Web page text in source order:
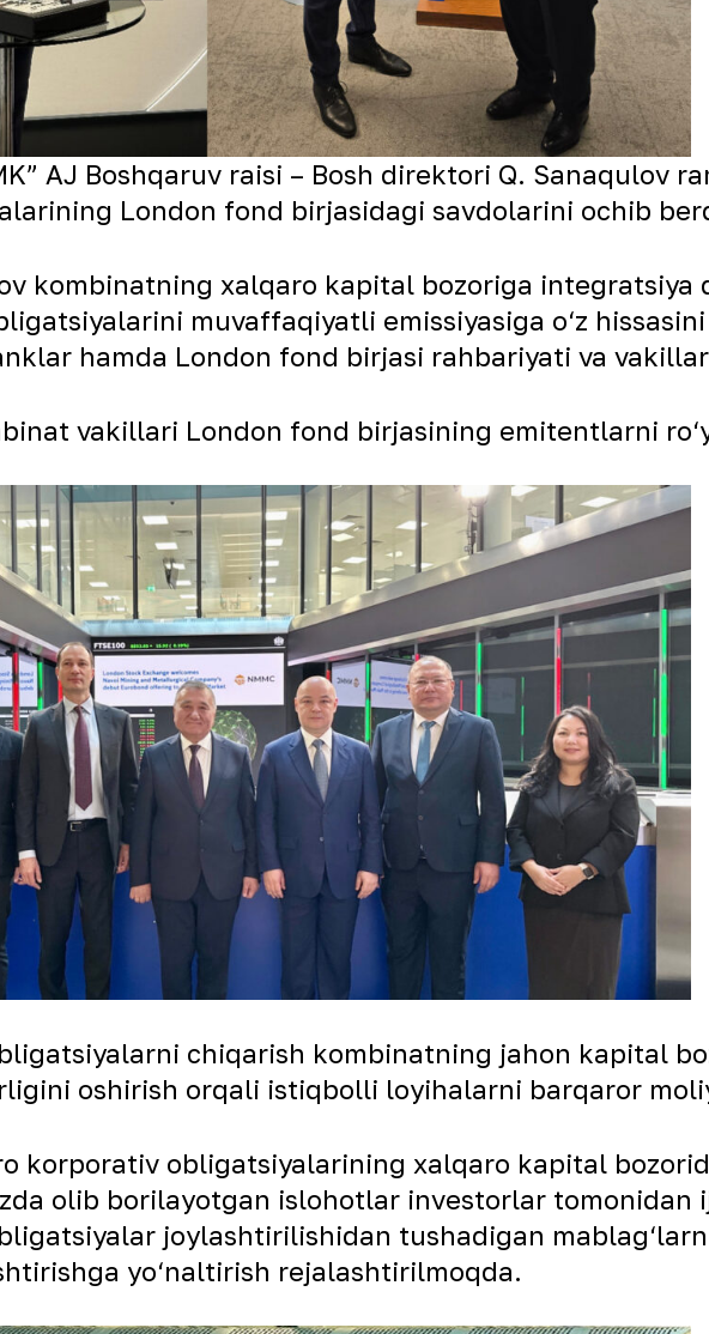
AJ Boshqaruv raisi – Bosh direktori Q. Sanaqulov
London fond birjasidagi savdolarini ochib
kombinatning xalqaro kapital bozoriga
muvaffaqiyatli emissiyasiga o‘z
hamda London fond birjasi rahbariyati va
vakillari London fond birjasining emitentlarni
chiqarish kombinatning jahon kapital
oshirish orqali istiqbolli loyihalarni barqaror
korporativ obligatsiyalarining xalqaro kapital
olib borilayotgan islohotlar investorlar
joylashtirilishidan tushadigan
yo‘naltirish rejalashtirilmoqda.